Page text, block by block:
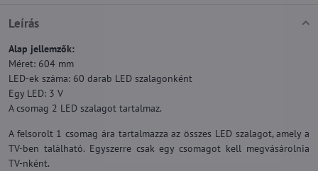
Leírás
Alap jellemzők:
Méret: 604 mm
LED-ek száma: 60 darab LED szalagonként
Egy LED: 3 V
A csomag 2 LED szalagot tartalmaz.
A felsorolt 1 csomag ára tartalmazza az összes LED szalagot, amely a
TV-ben található. Egyszerre csak egy csomagot kell megvásárolnia
TV-nként.